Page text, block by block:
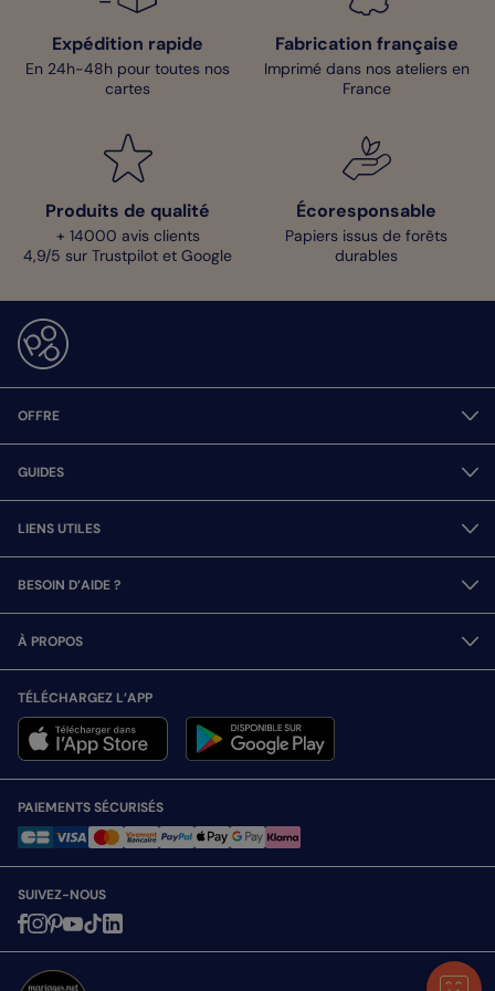
Expédition rapide
En 24h-48h pour toutes nos
cartes
Fabrication française
Imprimé dans nos ateliers en
France
Produits de qualité
+ 14000 avis clients
4,9/5 sur Trustpilot et Google
Écoresponsable
Papiers issus de forêts
durables
OFFRE
GUIDES
LIENS UTILES
BESOIN D’AIDE ?
À PROPOS
TÉLÉCHARGEZ L’APP
PAIEMENTS SÉCURISÉS
SUIVEZ-NOUS